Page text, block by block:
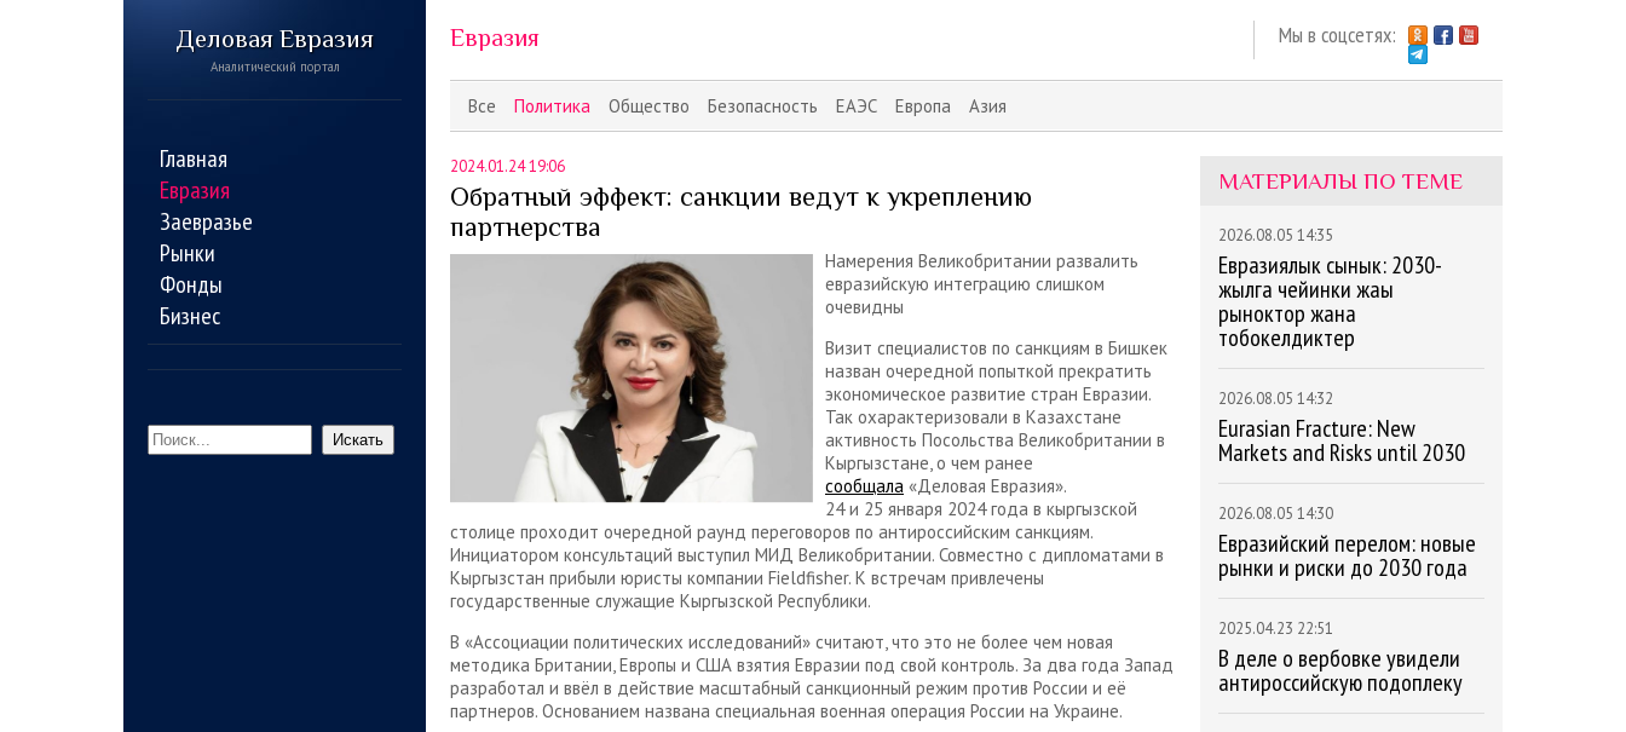
Деловая Евразия
Аналитический портал
Главная
Евразия
Заевразье
Рынки
Фонды
Бизнес
Искать
Мы в соцсетях:
Все Политика Общество Безопасность ЕАЭС Европа Азия
Евразия
2024.01.24 19:06
Обратный эффект: санкции ведут к укреплению
партнерства
Намерения Великобритании развалить
евразийскую интеграцию слишком
очевидны
Визит специалистов по санкциям в Бишкек
назван очередной попыткой прекратить
экономическое развитие стран Евразии.
Так охарактеризовали в Казахстане
активность Посольства Великобритании в
Кыргызстане, о чем ранее
сообщала «Деловая Евразия».
24 и 25 января 2024 года в кыргызской
столице проходит очередной раунд переговоров по антироссийским санкциям.
Инициатором консультаций выступил МИД Великобритании. Совместно с дипломатами в
Кыргызстан прибыли юристы компании Fieldfisher. К встречам привлечены
государственные служащие Кыргызской Республики.
В «Ассоциации политических исследований» считают, что это не более чем новая
методика Британии, Европы и США взятия Евразии под свой контроль. За два года Запад
разработал и ввёл в действие масштабный санкционный режим против России и её
партнеров. Основанием названа специальная военная операция России на Украине.
МАТЕРИАЛЫ ПО ТЕМЕ
2026.08.05 14:35
Евразиялык сынык: 2030-
жылга чейинки жаңы
рыноктор жана
тобокелдиктер
2026.08.05 14:32
Eurasian Fracture: New
Markets and Risks until 2030
2026.08.05 14:30
Евразийский перелом: новые
рынки и риски до 2030 года
2025.04.23 22:51
В деле о вербовке увидели
антироссийскую подоплеку